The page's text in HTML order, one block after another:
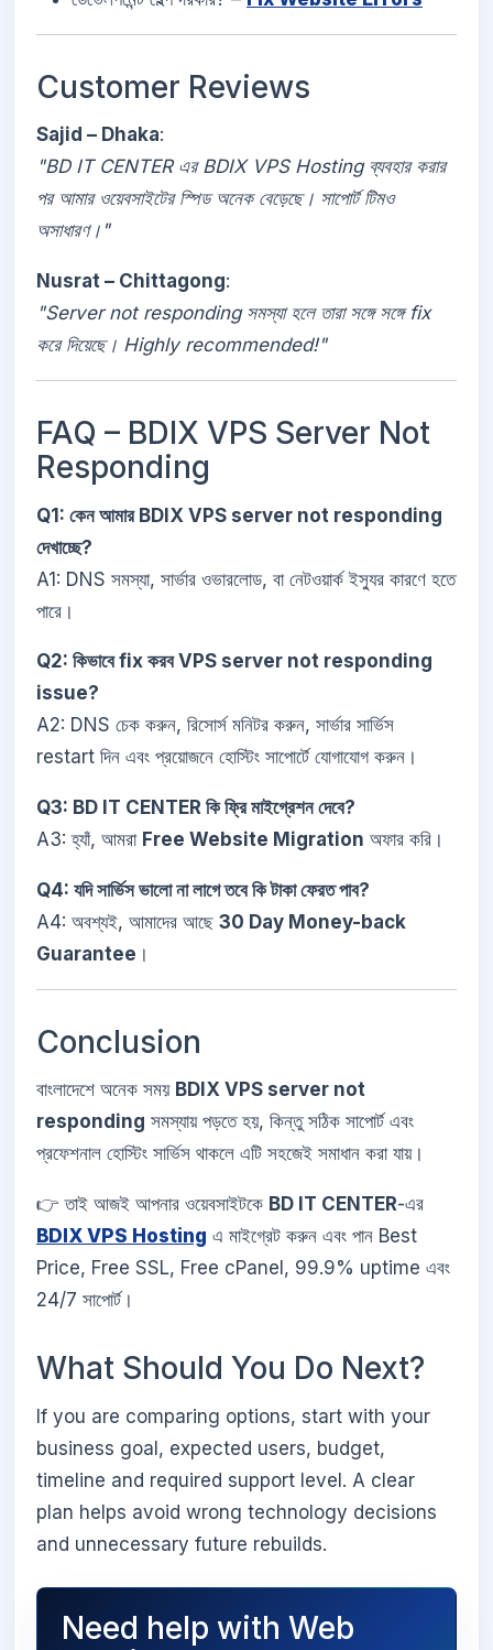
Customer Reviews
Sajid – Dhaka:
"BD IT CENTER এর BDIX VPS Hosting ব্যবহার করার
পর আমার ওয়েবসাইটের স্পিড অনেক বেড়েছে। সাপোর্ট টিমও
অসাধারণ।"
Nusrat – Chittagong:
"Server not responding সমস্যা হলে তারা সঙ্গে সঙ্গে fix
করে দিয়েছে। Highly recommended!"
FAQ – BDIX VPS Server Not
Responding
Q1: কেন আমার BDIX VPS server not responding
দেখাচ্ছে?
A1: DNS সমস্যা, সার্ভার ওভারলোড, বা নেটওয়ার্ক ইস্যুর কারণে হতে
পারে।
Q2: কিভাবে fix করব VPS server not responding
issue?
A2: DNS চেক করুন, রিসোর্স মনিটর করুন, সার্ভার সার্ভিস
restart দিন এবং প্রয়োজনে হোস্টিং সাপোর্টে যোগাযোগ করুন।
Q3: BD IT CENTER কি ফ্রি মাইগ্রেশন দেবে?
A3: হ্যাঁ, আমরা Free Website Migration অফার করি।
Q4: যদি সার্ভিস ভালো না লাগে তবে কি টাকা ফেরত পাব?
A4: অবশ্যই, আমাদের আছে 30 Day Money-back
Guarantee ।
Conclusion
বাংলাদেশে অনেক সময় BDIX VPS server not
responding সমস্যায় পড়তে হয়, কিন্তু সঠিক সাপোর্ট এবং
প্রফেশনাল হোস্টিং সার্ভিস থাকলে এটি সহজেই সমাধান করা যায়।
👉 তাই আজই আপনার ওয়েবসাইটকে BD IT CENTER-এর
BDIX VPS Hosting এ মাইগ্রেট করুন এবং পান Best
Price, Free SSL, Free cPanel, 99.9% uptime এবং
24/7 সাপোর্ট।
What Should You Do Next?
If you are comparing options, start with your
business goal, expected users, budget,
timeline and required support level. A clear
plan helps avoid wrong technology decisions
and unnecessary future rebuilds.
Need help with Web